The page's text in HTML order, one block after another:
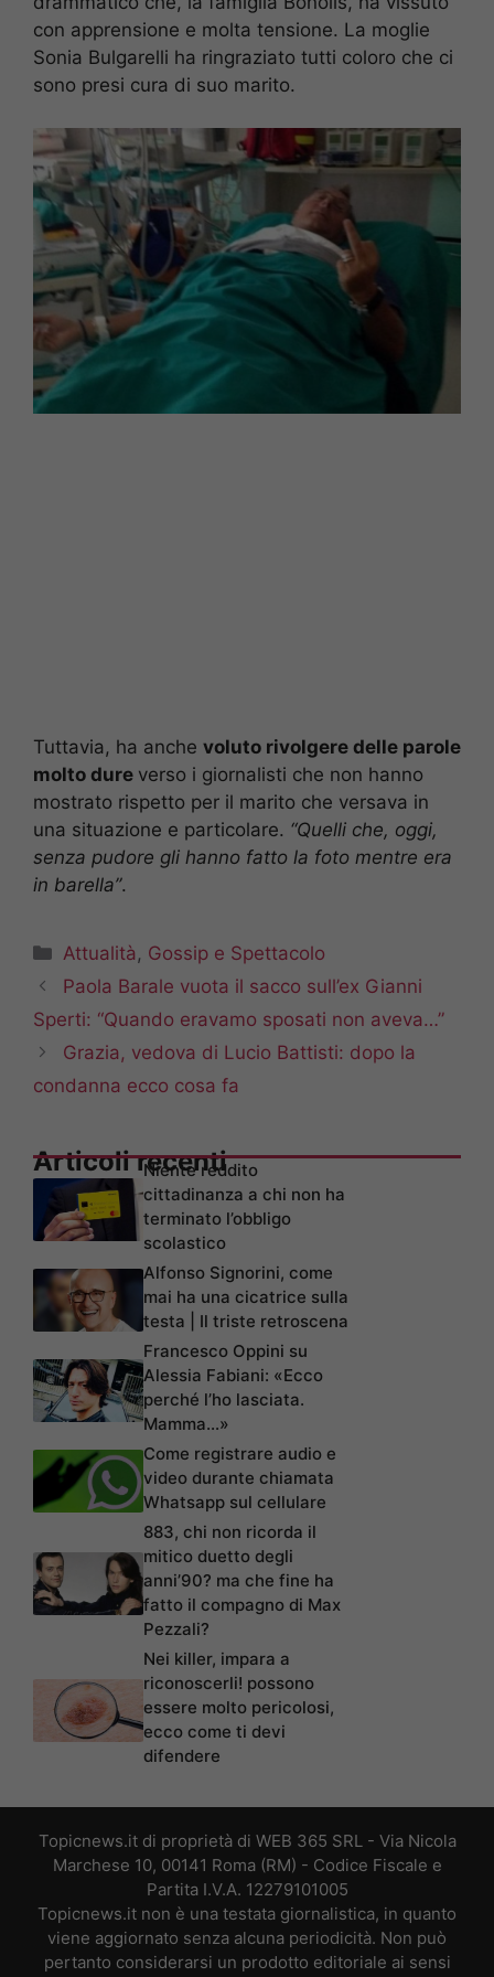
con apprensione e molta tensione. La moglie
Sonia Bulgarelli ha ringraziato tutti coloro che ci
sono presi cura di suo marito.
Tuttavia, ha anche voluto rivolgere delle parole
molto dure verso i giornalisti che non hanno
mostrato rispetto per il marito che versava in
una situazione e particolare. “Quelli che, oggi,
senza pudore gli hanno fatto la foto mentre era
in barella”.
Categorie
Attualità , Gossip e Spettacolo
Paola Barale vuota il sacco sull’ex Gianni
Sperti: “Quando eravamo sposati non aveva…”
Grazia, vedova di Lucio Battisti: dopo la
condanna ecco cosa fa
Articoli recenti
Niente reddito
cittadinanza a chi non ha
terminato l’obbligo
scolastico
Alfonso Signorini, come
mai ha una cicatrice sulla
testa | Il triste retroscena
Francesco Oppini su
Alessia Fabiani: «Ecco
perché l’ho lasciata.
Mamma…»
Come registrare audio e
video durante chiamata
Whatsapp sul cellulare
883, chi non ricorda il
mitico duetto degli
anni’90? ma che fine ha
fatto il compagno di Max
Pezzali?
Nei killer, impara a
riconoscerli! possono
essere molto pericolosi,
ecco come ti devi
difendere
Topicnews.it di proprietà di WEB 365 SRL - Via Nicola
Marchese 10, 00141 Roma (RM) - Codice Fiscale e
Partita I.V.A. 12279101005
Topicnews.it non è una testata giornalistica, in quanto
viene aggiornato senza alcuna periodicità. Non può
pertanto considerarsi un prodotto editoriale ai sensi